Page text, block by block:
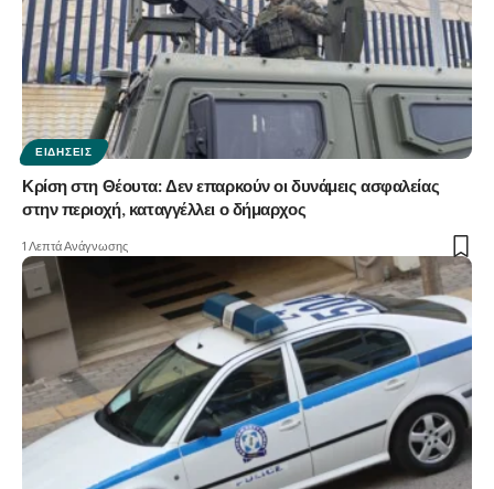
ΕΙΔΉΣΕΙΣ
Κρίση στη Θέουτα: Δεν επαρκούν οι δυνάμεις ασφαλείας
στην περιοχή, καταγγέλλει ο δήμαρχος
1 Λεπτά Ανάγνωσης